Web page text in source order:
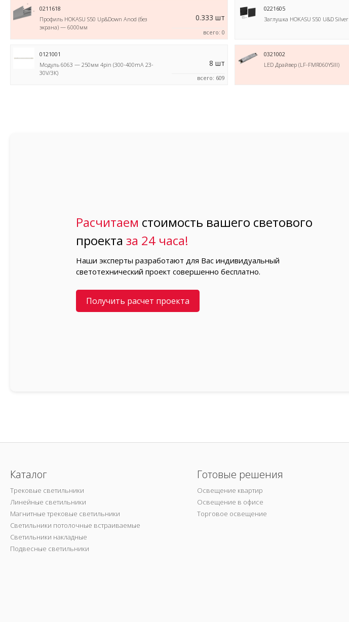
0211618
Профиль HOKASU S50 Up&Down Anod (без
экрана) — 6000мм
0.333 шт
всего: 0
0221605
Заглушка HOKASU S50 U&D Silver
0121001
Модуль 6063 — 250мм 4pin (300-400mA 23-
30V/3К)
8 шт
всего: 609
0321002
LED Драйвер (LF-FMR060YSIII)
Расчитаем стоимость вашего светового
проектаза 24 часа!
Наши эксперты разработают для Вас индивидуальный
светотехнический проект совершенно бесплатно.
Получить расчет проекта
Каталог
Трековые светильники
Линейные светильники
Магнитные трековые светильники
Светильники потолочные встраиваемые
Светильники накладные
Подвесные светильники
Готовые решения
Освещение квартир
Освещение в офисе
Торговое освещение